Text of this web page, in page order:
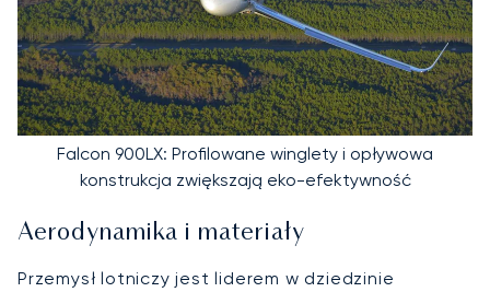
Falcon 900LX: Profilowane winglety i opływowa
konstrukcja zwiększają eko-efektywność
Aerodynamika i materiały
Przemysł lotniczy jest liderem w dziedzinie